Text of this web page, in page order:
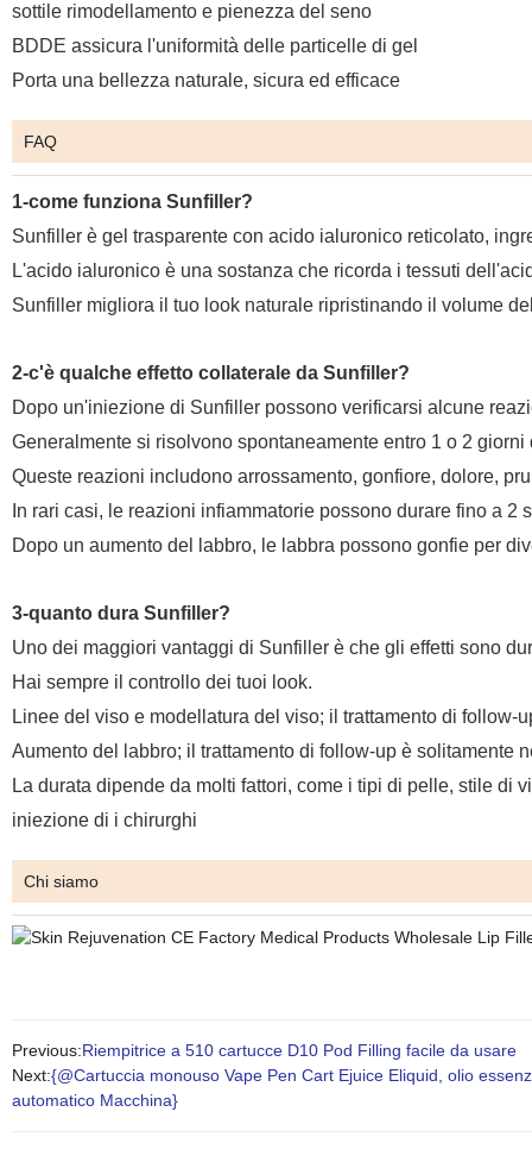
sottile rimodellamento e pienezza del seno
BDDE assicura l'uniformità delle particelle di gel
Porta una bellezza naturale, sicura ed efficace
FAQ
1-come funziona Sunfiller?
Sunfiller è gel trasparente con acido ialuronico reticolato,
L'acido ialuronico è una sostanza che ricorda i tessuti
Sunfiller migliora il tuo look naturale ripristinando il volume
2-c'è qualche effetto collaterale da Sunfiller?
Dopo un'iniezione di Sunfiller possono verificarsi alcune
Generalmente si risolvono spontaneamente entro 1 o 2
Queste reazioni includono arrossamento, gonfiore, dolore,
In rari casi, le reazioni infiammatorie possono durare fino a 2
Dopo un aumento del labbro, le labbra possono gonfie per
3-quanto dura Sunfiller?
Uno dei maggiori vantaggi di Sunfiller è che gli effetti sono
Hai sempre il controllo dei tuoi look.
Linee del viso e modellatura del viso; il trattamento di follow-
Aumento del labbro; il trattamento di follow-up è solitamente
La durata dipende da molti fattori, come i tipi di pelle, stile di
iniezione di i chirurghi
Chi siamo
Previous:Riempitrice a 510 cartucce D10 Pod Filling facile da usare
Next:{@Cartuccia monouso Vape Pen Cart Ejuice Eliquid, olio
automatico Macchina}